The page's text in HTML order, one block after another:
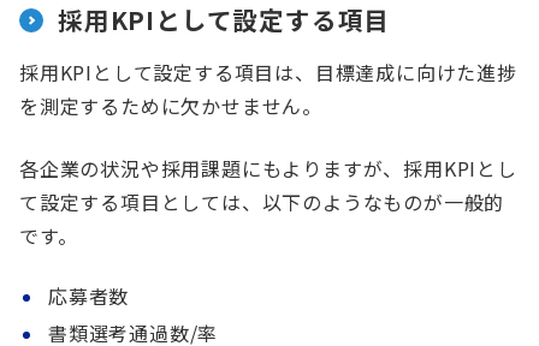
採用KPIとして設定する項目
採用KPIとして設定する項目は、目標達成に向けた進捗
を測定するために欠かせません。
各企業の状況や採用課題にもよりますが、採用KPIとし
て設定する項目としては、以下のようなものが一般的
です。
応募者数
書類選考通過数/率